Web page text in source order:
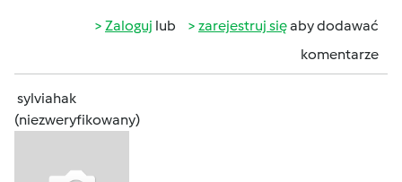
Zaloguj lub zarejestruj sięaby dodawać
komentarze
sylviahak
(niezweryfikowany)